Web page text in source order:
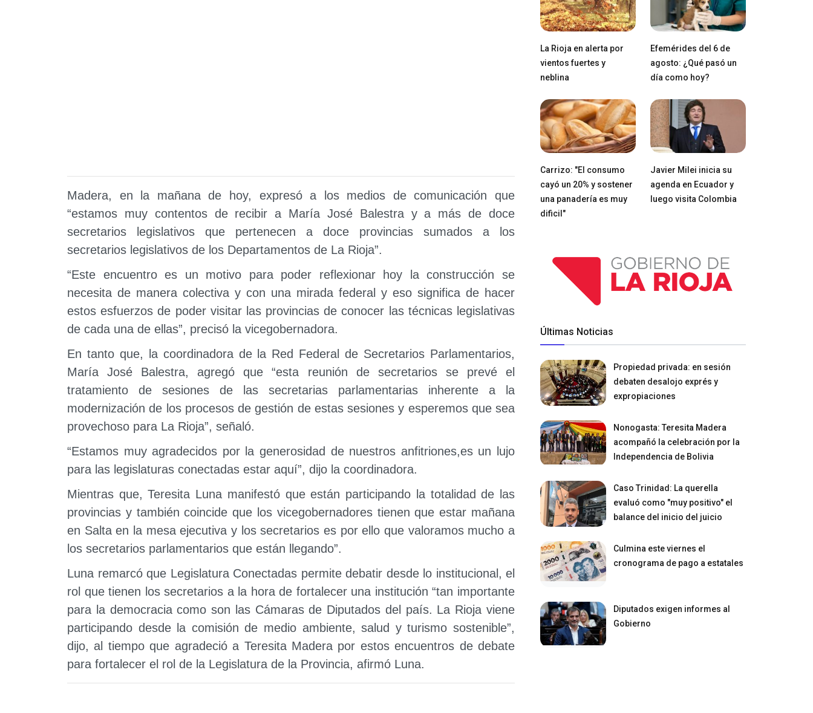
Madera, en la mañana de hoy, expresó a los medios de comunicación que
“estamos muy contentos de recibir a María José Balestra y a más de doce
secretarios legislativos que pertenecen a doce provincias sumados a los
secretarios legislativos de los Departamentos de La Rioja”.
“Este encuentro es un motivo para poder reflexionar hoy la construcción se
necesita de manera colectiva y con una mirada federal y eso significa de hacer
estos esfuerzos de poder visitar las provincias de conocer las técnicas legislativas
de cada una de ellas”, precisó la vicegobernadora.
En tanto que, la coordinadora de la Red Federal de Secretarios Parlamentarios,
María José Balestra, agregó que “esta reunión de secretarios se prevé el
tratamiento de sesiones de las secretarias parlamentarias inherente a la
modernización de los procesos de gestión de estas sesiones y esperemos que sea
provechoso para La Rioja”, señaló.
“Estamos muy agradecidos por la generosidad de nuestros anfitriones,es un lujo
para las legislaturas conectadas estar aquí”, dijo la coordinadora.
Mientras que, Teresita Luna manifestó que están participando la totalidad de las
provincias y también coincide que los vicegobernadores tienen que estar mañana
en Salta en la mesa ejecutiva y los secretarios es por ello que valoramos mucho a
los secretarios parlamentarios que están llegando”.
Luna remarcó que Legislatura Conectadas permite debatir desde lo institucional, el
rol que tienen los secretarios a la hora de fortalecer una institución “tan importante
para la democracia como son las Cámaras de Diputados del país. La Rioja viene
participando desde la comisión de medio ambiente, salud y turismo sostenible”,
dijo, al tiempo que agradeció a Teresita Madera por estos encuentros de debate
para fortalecer el rol de la Legislatura de la Provincia, afirmó Luna.
La Rioja en alerta por
vientos fuertes y
neblina
Efemérides del 6 de
agosto: ¿Qué pasó un
día como hoy?
Carrizo: "El consumo
cayó un 20% y sostener
una panadería es muy
dificil"
Javier Milei inicia su
agenda en Ecuador y
luego visita Colombia
Últimas Noticias
Propiedad privada: en sesión
debaten desalojo exprés y
expropiaciones
Nonogasta: Teresita Madera
acompañó la celebración por la
Independencia de Bolivia
Caso Trinidad: La querella
evaluó como "muy positivo" el
balance del inicio del juicio
Culmina este viernes el
cronograma de pago a estatales
Diputados exigen informes al
Gobierno